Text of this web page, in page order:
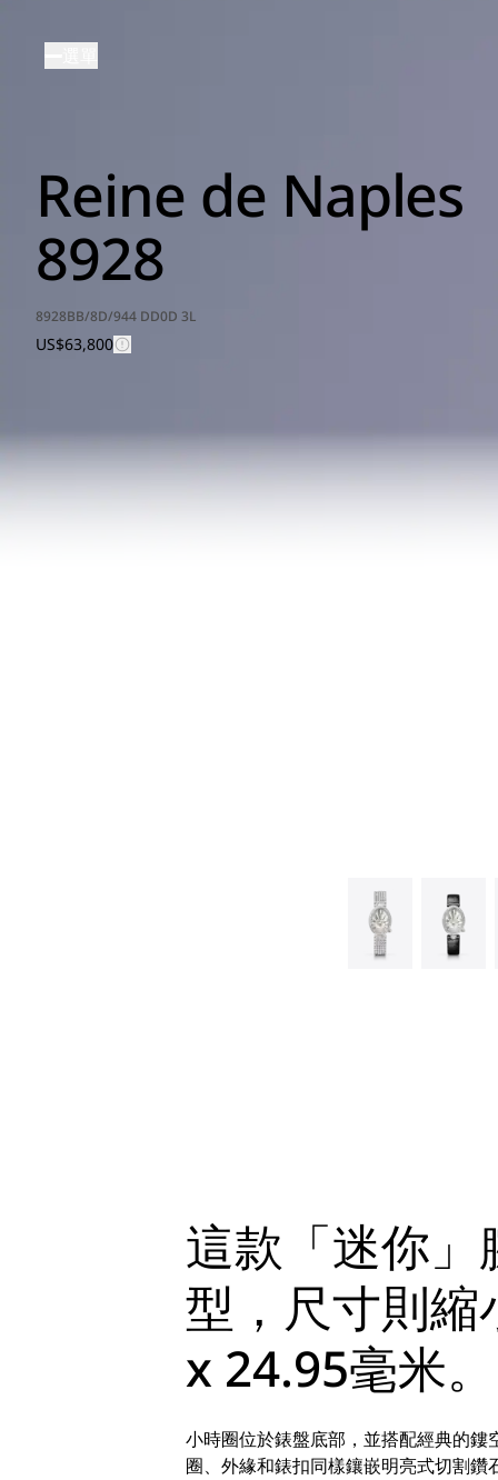
Reine de Naples
8928
8928BB/8D/944 DD0D 3L
US$63,800
這款「迷你
型，尺寸則縮
x 24.95毫米。
小時圈位於錶盤底部，並搭配經典的
圈、外緣和錶扣同樣鑲嵌明亮式切割鑽